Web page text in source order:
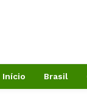
Início Brasil